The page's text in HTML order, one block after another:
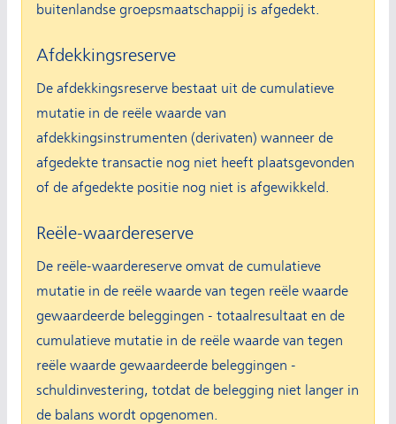
buitenlandse groepsmaatschappij is afgedekt.
Afdekkingsreserve
De afdekkingsreserve bestaat uit de cumulatieve
mutatie in de reële waarde van
afdekkingsinstrumenten (derivaten) wanneer de
afgedekte transactie nog niet heeft plaatsgevonden
of de afgedekte positie nog niet is afgewikkeld.
Reële-waardereserve
De reële-waardereserve omvat de cumulatieve
mutatie in de reële waarde van tegen reële waarde
gewaardeerde beleggingen - totaalresultaat en de
cumulatieve mutatie in de reële waarde van tegen
reële waarde gewaardeerde beleggingen -
schuldinvestering, totdat de belegging niet langer in
de balans wordt opgenomen.